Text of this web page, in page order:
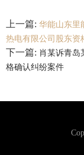
上一篇: 华能山东里
热电有限公司股东资
下一篇: 肖某诉青岛
格确认纠纷案件